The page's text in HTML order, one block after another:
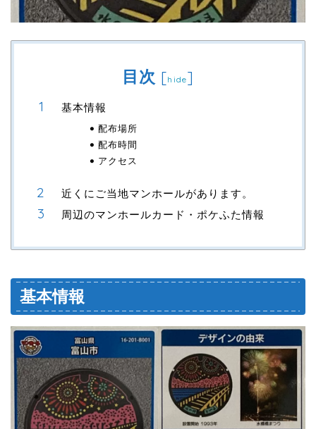
目次 [hide]
基本情報
配布場所
配布時間
アクセス
近くにご当地マンホールがあります。
周辺のマンホールカード・ポケふた情報
基本情報